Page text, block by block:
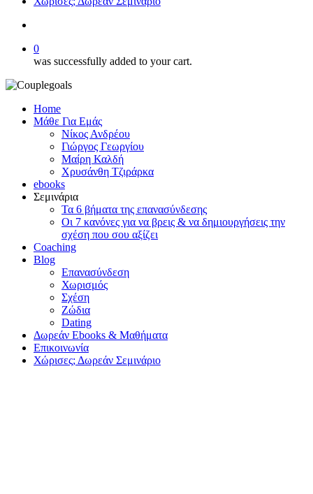
0
was successfully added to your cart.
Home
Μάθε Για Εμάς
Νίκος Ανδρέου
Γιώργος Γεωργίου
Μαίρη Καλδή
Χρυσάνθη Τζιράρκα
ebooks
Σεμινάρια
Τα 6 βήματα της επανασύνδεσης
Οι 7 κανόνες για να βρεις & να δημιουργήσεις την
σχέση που σου αξίζει
Coaching
Blog
Επανασύνδεση
Χωρισμός
Σχέση
Ζώδια
Dating
Δωρεάν Ebooks & Μαθήματα
Επικοινωνία
Χώρισες; Δωρεάν Σεμινάριο